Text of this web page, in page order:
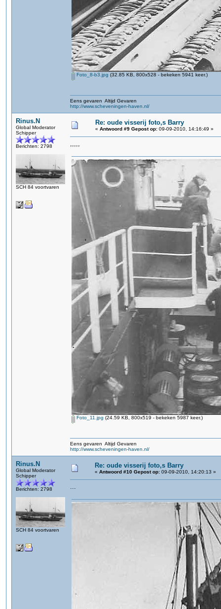
Foto_8-b3.jpg (32.85 KB, 800x528 - bekeken 5941 keer.)
Eens gevaren Altijd Gevaren
http://www.scheveningen-haven.nl/
Rinus.N
Global Moderator
Schipper
Berichten: 2798
SCH 84 voortvaren
Re: oude visserij foto,s Barry
« Antwoord #9 Gepost op: 09-09-2010, 14:16:49 »
,,,,,
Foto_11.jpg (24.59 KB, 800x519 - bekeken 5987 keer.)
Eens gevaren Altijd Gevaren
http://www.scheveningen-haven.nl/
Rinus.N
Global Moderator
Schipper
Berichten: 2798
SCH 84 voortvaren
Re: oude visserij foto,s Barry
« Antwoord #10 Gepost op: 09-09-2010, 14:20:13 »
...